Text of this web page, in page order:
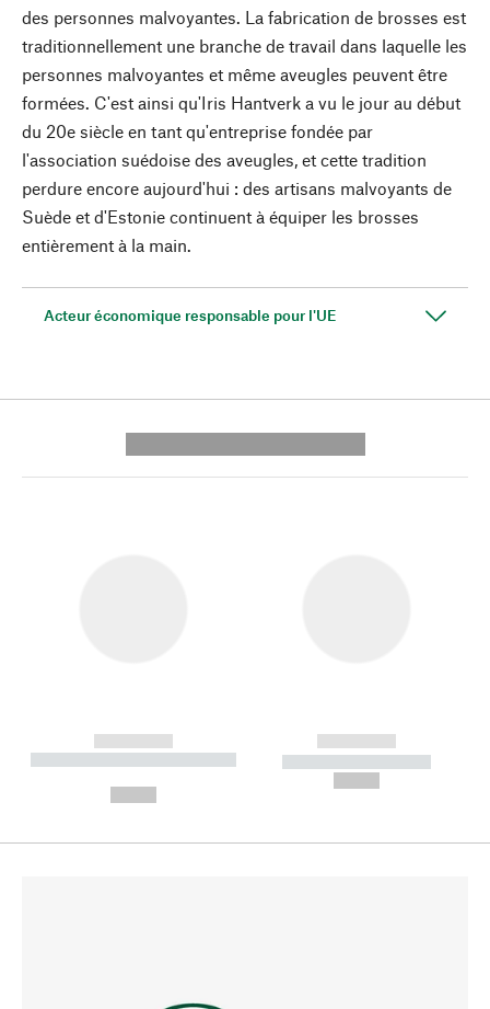
des personnes malvoyantes. La fabrication de brosses est
traditionnellement une branche de travail dans laquelle les
personnes malvoyantes et même aveugles peuvent être
formées. C'est ainsi qu'Iris Hantverk a vu le jour au début
du 20e siècle en tant qu'entreprise fondée par
l'association suédoise des aveugles, et cette tradition
perdure encore aujourd'hui : des artisans malvoyants de
Suède et d'Estonie continuent à équiper les brosses
entièrement à la main.
Acteur économique responsable pour l'UE
------------
----------- ----------- --------
------------
----------- -----------